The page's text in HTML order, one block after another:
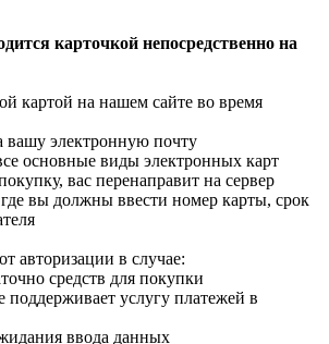
карточкой непосредственно на
картой на нашем сайте во время
вашу электронную почту
основные виды электронных карт
вас перенаправит на сервер
вы должны ввести номер карты, срок
авторизации в случае:
средств для покупки
услугу платежей в
ввода данных